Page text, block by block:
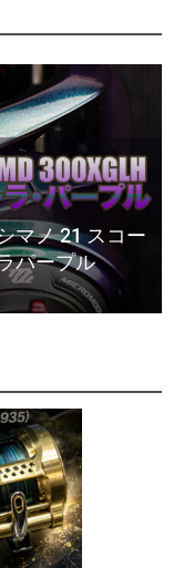
マノ 21 スコー
パープル